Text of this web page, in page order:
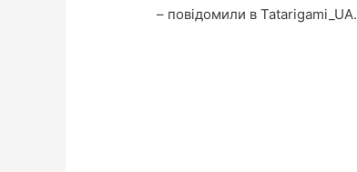
– повідомили в Tatarigami_UA.